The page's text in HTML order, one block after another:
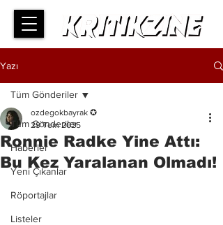
Yazı
Tüm Gönderiler
Haberler
Yeni Çıkanlar
Röportajlar
Listeler
Tüm Gönderiler
Ronnie Radke Yine Attı:
Bu Kez Yaralanan Olmadı!
ozdegokbayrak ✪
29 Tem 2025